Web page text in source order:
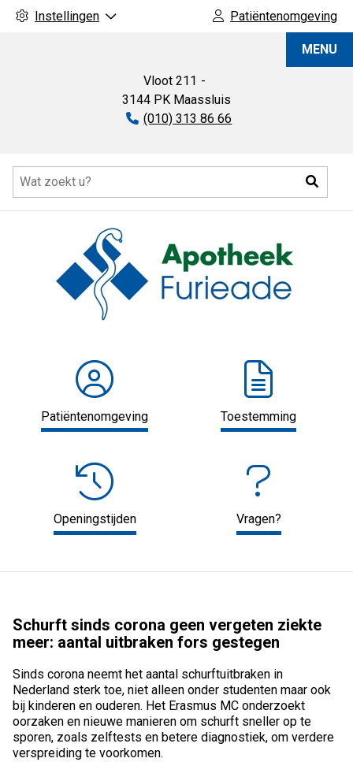
Instellingen Patiëntenomgeving
Vloot 211
3144 PK Maassluis
Tel:
(010) 313 86 66
MENU
Patiëntenomgeving Toestemming
Openingstijden Vragen?
Schurft sinds corona geen vergeten ziekte
meer: aantal uitbraken fors gestegen
Sinds corona neemt het aantal schurftuitbraken in
Nederland sterk toe, niet alleen onder studenten maar ook
bij kinderen en ouderen. Het Erasmus MC onderzoekt
oorzaken en nieuwe manieren om schurft sneller op te
sporen, zoals zelftests en betere diagnostiek, om verdere
verspreiding te voorkomen.